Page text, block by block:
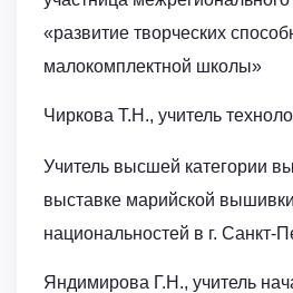
«развитие творческих
малокомплектной школы»
Чиркова Т.Н., учитель
Учитель высшей категории
выставке марийской
национальностей в г. Санкт-
Яндимирова Г.Н., учитель